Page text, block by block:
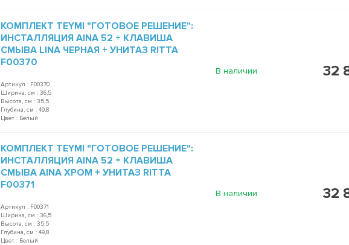
КОМПЛЕКТ TEYMI "ГОТОВОЕ РЕШЕНИЕ":
ИНСТАЛЛЯЦИЯ AINA 52 + КЛАВИША
СМЫВА LINA ЧЕРНАЯ + УНИТАЗ RITTA
F00370
Артикул : F00370
Ширина, см : 36,5
Высота, см : 35,5
Глубина, см : 49,8
Цвет : Белый
В наличии 32
КОМПЛЕКТ TEYMI "ГОТОВОЕ РЕШЕНИЕ":
ИНСТАЛЛЯЦИЯ AINA 52 + КЛАВИША
СМЫВА AINA ХРОМ + УНИТАЗ RITTA
F00371
Артикул : F00371
Ширина, см : 36,5
Высота, см : 35,5
Глубина, см : 49,8
Цвет : Белый
В наличии 32